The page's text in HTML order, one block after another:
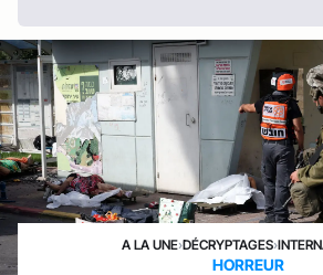
A LA UNE›DÉCRYPTAGES›
HORREUR